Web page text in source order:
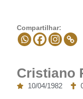
Compartilhar:
Cristiano
10/04/1982